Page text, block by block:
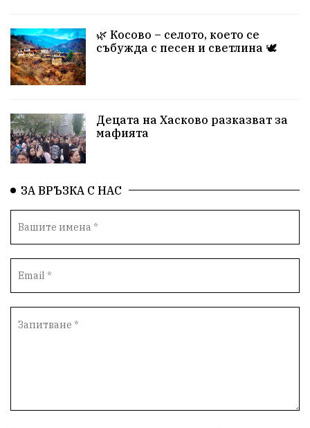
🌿 Косово – селото, което се
събужда с песен и светлина 🕊️
Децата на Хасково разказват за
мафията
ЗА ВРЪЗКА С НАС